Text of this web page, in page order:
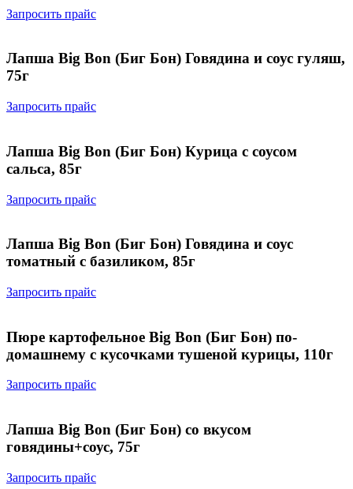
Запросить прайс
Лапша Big Bon (Биг Бон) Говядина и соус гуляш,
75г
Запросить прайс
Лапша Big Bon (Биг Бон) Курица с соусом
сальса, 85г
Запросить прайс
Лапша Big Bon (Биг Бон) Говядина и соус
томатный с базиликом, 85г
Запросить прайс
Пюре картофельное Big Bon (Биг Бон) по-
домашнему с кусочками тушеной курицы, 110г
Запросить прайс
Лапша Big Bon (Биг Бон) со вкусом
говядины+соус, 75г
Запросить прайс